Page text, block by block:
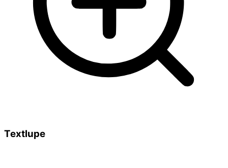
Textlupe